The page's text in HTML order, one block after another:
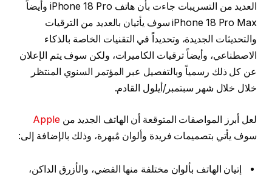
العديد من التسريبات جاءت بأن هاتف iPhone 18 Pro وأيضاً
iPhone 18 Pro Max سوف يأتيان بالعديد من الترقيات
والتحديثات الجديدة، وتحديداً في التقنيات الخاصة بالذكاء
الاصطناعي، وأيضاً ترقيات الكاميرات، ولكن سوف يتم الإعلان
عن كل ذلك رسمياً وبالتفصيل عبر المؤتمر السنوي المنتظر
خلال خلال شهر سبتمبر/أيلول القادم.
لعل أبرز المواصفات المتوقعة أن الهاتف الجديد منApple
سوف يأتي بتصميمات فريدة وألوان مُبهرة، وذلك بالإضافة إلى:
إتيان الهاتف بألوان مختلفة منها الفضي، والأزرق الداكن،